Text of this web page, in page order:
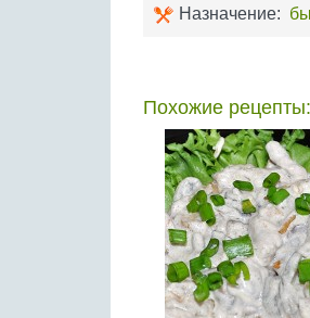
Назначение:
Похожие рецепты: